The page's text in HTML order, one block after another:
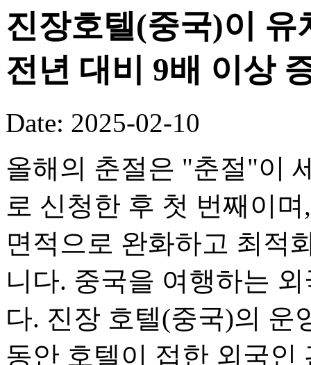
진장호텔(중국)이
전년 대비 9배 이상
Date: 2025-02-10
올해의 춘절은 "춘절"이
로 신청한 후 첫 번째이
면적으로 완화하고 최적
니다. 중국을 여행하는
다. 진장 호텔(중국)의 운
동안 호텔이 접한 외국인